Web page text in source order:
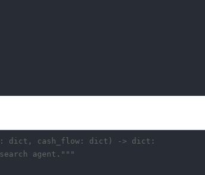
dict, cash_flow: dict) -> dict:
agent."""